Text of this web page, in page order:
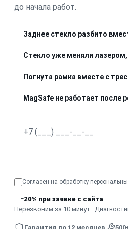
до начала работ.
Заднее стекло разбито
Стекло уже меняли
Погнута рамка вместе с
MagSafe не работает после
Согласен на обработку
−20% при заявке с сайта
Перезвоним за 10 минут ·